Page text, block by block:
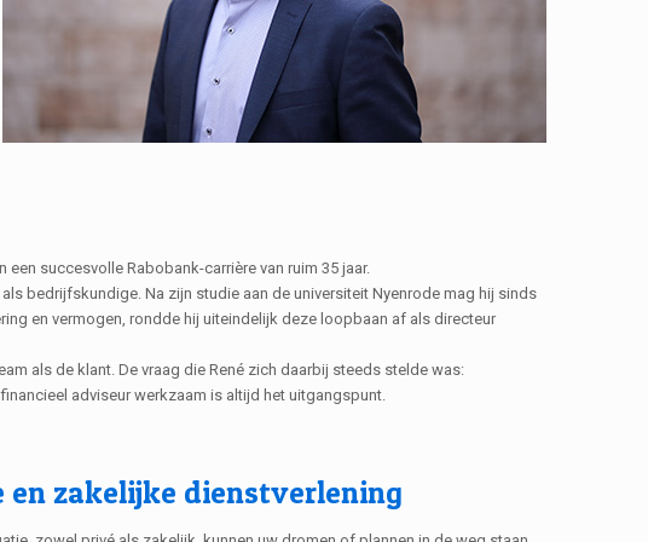
succesvolle Rabobank-carrière van ruim 35 jaar.
bedrijfskundige. Na zijn studie aan de universiteit Nyenrode mag hij sinds
en vermogen, rondde hij uiteindelijk deze loopbaan af als directeur
als de klant. De vraag die René zich daarbij steeds stelde was:
adviseur werkzaam is altijd het uitgangspunt.
zakelijke dienstverlening